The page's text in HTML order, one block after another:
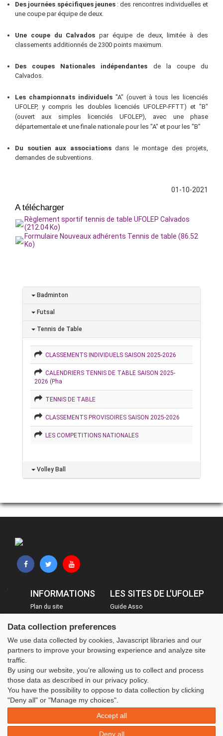
Des journées spécifiques jeunes: des rencontres individuelles et
une coupe par équipe de deux.
Une coupe du Calvados par équipe de deux, limitée à des
classements additionnés de 2300 points maximum.
Des coupes Nationales indépendantes de la coupe du
Calvados.
Les championnats individuels"A" (ouvert à tous les licenciés
UFOLEP, y compris les doubles licenciés UFOLEP-FFTT) et "B"
(ouvert aux simples licenciés UFOLEP), avec une phase
départementale et une finale nationale pour les "A" et pour les "B"
Du soutien aux associationsdans le montage des projets,
demandes de subventions.
01-10-2021
A télécharger
Règlement sportif tennis de table UFOLEP Calvados
(212.04 Ko)
Formulaire Nouveaux adhérents Tennis de table (86.52
Ko)
Badminton
Futsal
Tennis de Table
CLASSEMENTS INDIVIDUELS SAISON 2025-2026
CALENDRIERS TENNIS DE TABLE SAISON 2025-
2026 (Pha
TENNIS DE TABLE
CLASSEMENTS PROVISOIRES SAISON 2025-2026
LES COMPETITIONS NATIONALES
Volley Ball
INFORMATIONS
Plan du site
Mentions légales
Administration
LES SITES DE L'UFOLEP
Guide Asso
Inscriptions évènements
Data collection preferences
We use data collected by cookies, Javascript libraries and our
partners to improve your browsing experience and analyze site
traffic.
By using our website, you're allowing us to collect and process
those data as described in our privacy policy.
You have the possibility to oppose to data collection by clicking
"Deny all" or "Manage my choices".
Accept all
Deny all